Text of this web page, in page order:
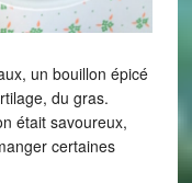
un bouillon épicé
du gras.
était savoureux,
certaines